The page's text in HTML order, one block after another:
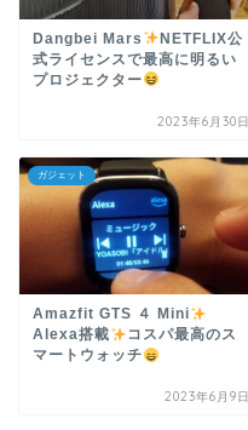
Dangbei Mars
NETFLIX公
式ライセンスで最高に明るい
プロジェクター
2023年6月30日
ガジェット
Amazfit GTS ４ Mini
Alexa搭載
コスパ最高のス
マートウォッチ
2023年6月9日